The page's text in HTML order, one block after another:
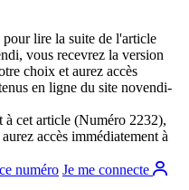
lire la suite de l'article
, vous recevrez la version
choix et aurez accès
en ligne du site novendi-
à cet article (Numéro 2232),
accès immédiatement à
numéro Je me connecte